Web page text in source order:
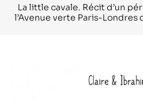
La little cavale. Récit d’un
l’Avenue verte Paris-Londres